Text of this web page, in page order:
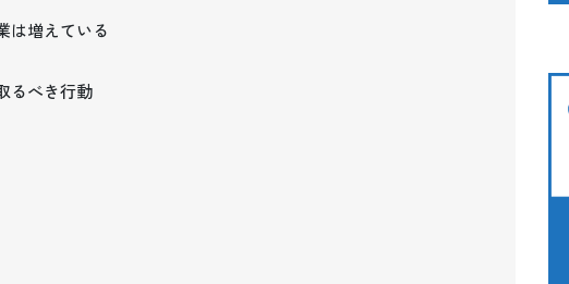
は増えている
るべき行動